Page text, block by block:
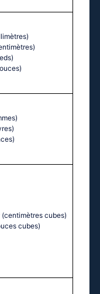
(centimètres cubes)
cubes)